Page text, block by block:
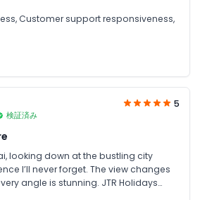
Customer support responsiveness,
検証済み
5
looking down at the bustling city
I’ll never forget. The view changes
angle is stunning. JTR Holidays